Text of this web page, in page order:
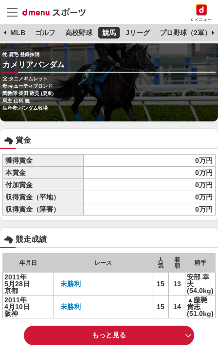
dメニュー
MLB ゴルフ 高校野球 競馬 Jリーグ プロ野球（2軍）
牝 鹿毛 登録抹消
カメリアバンダム
父:タニノギムレット
母:キューティブロンド
調教師:柴田 政見 (栗東)
馬主:山科 統
生産者:バンダム牧場
賞金
獲得賞金
0万円
本賞金
0万円
付加賞金
0万円
収得賞金（平地）
0万円
収得賞金（障害）
0万円
競走成績
年月日 レース
人
気
着
順
騎手
2011年
5月28日
京都
未勝利 15 13
安部 幸
夫
(54.0kg)
2011年
4月10日
阪神
未勝利 15 14
▲藤懸
貴志
(51.0kg)
もっと見る